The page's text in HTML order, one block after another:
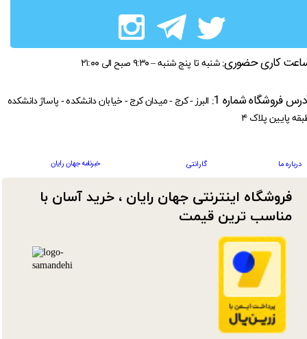
فروشگاه اینترنتی جهان رایان ، خرید آسان با
مناسب ترین قیمت​​​​​​​
کاری حضوری: شنبه تا پنج شنبه – ۹:۳۰ صبح الی ۲۱:۰۰
درباره ما گارانتی خبرنامه جهان رایان
فروشگاه شماره 1:
البرز - کرج - میدان کرج - خیابان دانشکده - پاساژ دانشکده
پایین پلاک ۴